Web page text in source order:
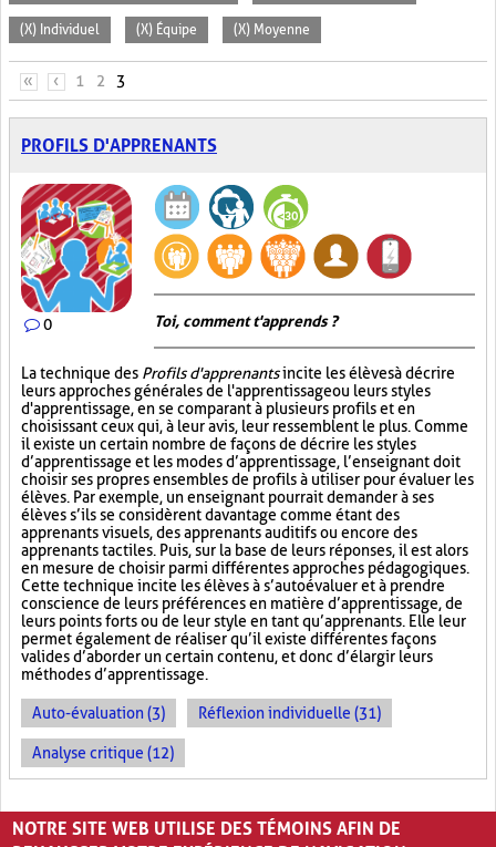
(X) Individuel (X) Équipe (X) Moyenne
PAGES
« ‹ 1 2 3
PROFILS D'APPRENANTS
0 Toi, comment t'apprends ?
La technique des Profils d'apprenantsincite les élèves à décrire
leurs approches générales de l'apprentissage ou leurs styles
d'apprentissage, en se comparant à plusieurs profils et en
choisissant ceux qui, à leur avis, leur ressemblent le plus. Comme
il existe un certain nombre de façons de décrire les styles
d’apprentissage et les modes d’apprentissage, l’enseignant doit
choisir ses propres ensembles de profils à utiliser pour évaluer les
élèves. Par exemple, un enseignant pourrait demander à ses
élèves s’ils se considèrent davantage comme étant des
apprenants visuels, des apprenants auditifs ou encore des
apprenants tactiles. Puis, sur la base de leurs réponses, il est alors
en mesure de choisir parmi différentes approches pédagogiques.
Cette technique incite les élèves à s’autoévaluer et à prendre
conscience de leurs préférences en matière d’apprentissage, de
leurs points forts ou de leur style en tant qu’apprenants. Elle leur
permet également de réaliser qu’il existe différentes façons
valides d’aborder un certain contenu, et donc d’élargir leurs
méthodes d’apprentissage.
Auto-évaluation (3) Réflexion individuelle (31)
Analyse critique (12)
PAGES
« ‹ 1 2 3
NOTRE SITE WEB UTILISE DES TÉMOINS AFIN DE